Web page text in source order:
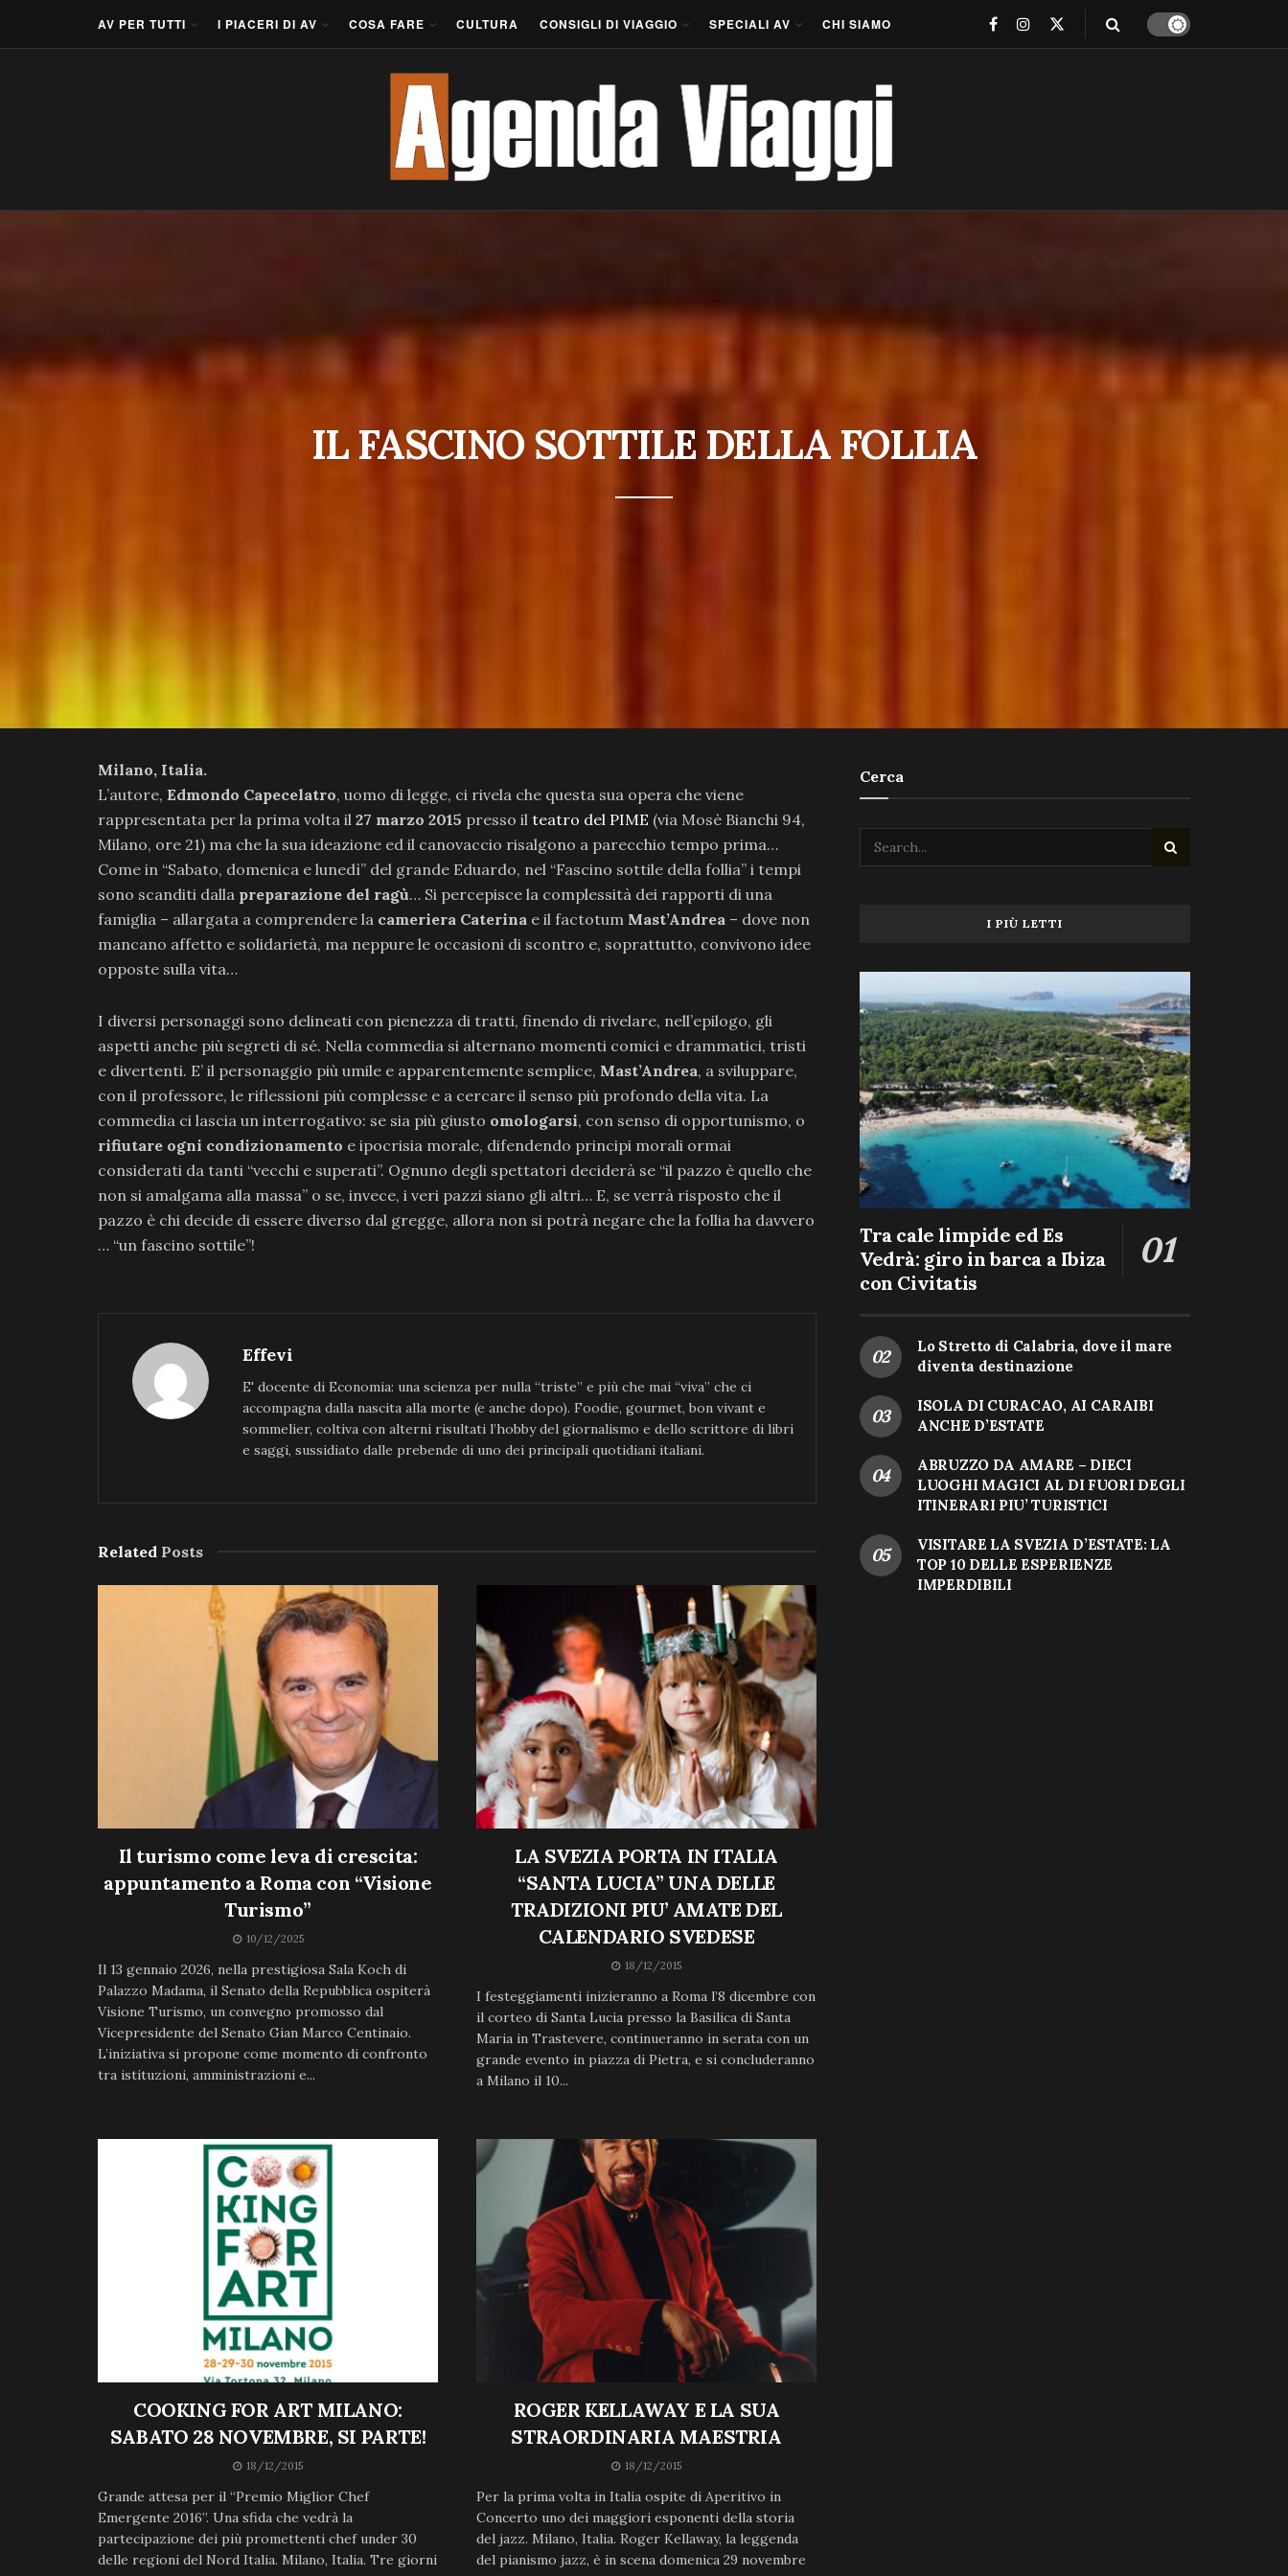
AV PER TUTTI I PIACERI DI AV COSA FARE CULTURA CONSIGLI DI VIAGGIO SPECIALI AV CHI SIAMO
IL FASCINO SOTTILE DELLA FOLLIA
Milano, Italia.
L’autore, Edmondo Capecelatro, uomo di legge, ci rivela che questa sua opera che viene
rappresentata per la prima volta il 27 marzo 2015 presso il teatro del PIME (via Mosè Bianchi 94,
Milano, ore 21) ma che la sua ideazione ed il canovaccio risalgono a parecchio tempo prima…
Come in “Sabato, domenica e lunedì” del grande Eduardo, nel “Fascino sottile della follia” i tempi
sono scanditi dalla preparazione del ragù… Si percepisce la complessità dei rapporti di una
famiglia – allargata a comprendere la cameriera Caterina e il factotum Mast’Andrea – dove non
mancano affetto e solidarietà, ma neppure le occasioni di scontro e, soprattutto, convivono idee
opposte sulla vita…
I diversi personaggi sono delineati con pienezza di tratti, finendo di rivelare, nell’epilogo, gli
aspetti anche più segreti di sé. Nella commedia si alternano momenti comici e drammatici, tristi
e divertenti. E’ il personaggio più umile e apparentemente semplice, Mast’Andrea, a sviluppare,
con il professore, le riflessioni più complesse e a cercare il senso più profondo della vita. La
commedia ci lascia un interrogativo: se sia più giusto omologarsi, con senso di opportunismo, o
rifiutare ogni condizionamento e ipocrisia morale, difendendo principi morali ormai
considerati da tanti “vecchi e superati”. Ognuno degli spettatori deciderà se “il pazzo è quello che
non si amalgama alla massa” o se, invece, i veri pazzi siano gli altri… E, se verrà risposto che il
pazzo è chi decide di essere diverso dal gregge, allora non si potrà negare che la follia ha davvero
… “un fascino sottile”!
Effevi
E' docente di Economia: una scienza per nulla “triste” e più che mai “viva” che ci
accompagna dalla nascita alla morte (e anche dopo). Foodie, gourmet, bon vivant e
sommelier, coltiva con alterni risultati l’hobby del giornalismo e dello scrittore di libri
e saggi, sussidiato dalle prebende di uno dei principali quotidiani italiani.
Related Posts
Il turismo come leva di crescita:
appuntamento a Roma con “Visione
Turismo”
10/12/2025
Il 13 gennaio 2026, nella prestigiosa Sala Koch di
Palazzo Madama, il Senato della Repubblica ospiterà
Visione Turismo, un convegno promosso dal
Vicepresidente del Senato Gian Marco Centinaio.
L’iniziativa si propone come momento di confronto
tra istituzioni, amministrazioni e...
LA SVEZIA PORTA IN ITALIA
“SANTA LUCIA” UNA DELLE
TRADIZIONI PIU’ AMATE DEL
CALENDARIO SVEDESE
18/12/2015
I festeggiamenti inizieranno a Roma l’8 dicembre con
il corteo di Santa Lucia presso la Basilica di Santa
Maria in Trastevere, continueranno in serata con un
grande evento in piazza di Pietra, e si concluderanno
a Milano il 10...
COOKING FOR ART MILANO:
SABATO 28 NOVEMBRE, SI PARTE!
18/12/2015
Grande attesa per il “Premio Miglior Chef
Emergente 2016”. Una sfida che vedrà la
partecipazione dei più promettenti chef under 30
delle regioni del Nord Italia. Milano, Italia. Tre giorni
ROGER KELLAWAY E LA SUA
STRAORDINARIA MAESTRIA
18/12/2015
Per la prima volta in Italia ospite di Aperitivo in
Concerto uno dei maggiori esponenti della storia
del jazz. Milano, Italia. Roger Kellaway, la leggenda
del pianismo jazz, è in scena domenica 29 novembre
Cerca
I PIÙ LETTI
Tra cale limpide ed Es
Vedrà: giro in barca a Ibiza
con Civitatis
Lo Stretto di Calabria, dove il mare
diventa destinazione
ISOLA DI CURACAO, AI CARAIBI
ANCHE D’ESTATE
ABRUZZO DA AMARE – DIECI
LUOGHI MAGICI AL DI FUORI DEGLI
ITINERARI PIU’ TURISTICI
VISITARE LA SVEZIA D’ESTATE: LA
TOP 10 DELLE ESPERIENZE
IMPERDIBILI